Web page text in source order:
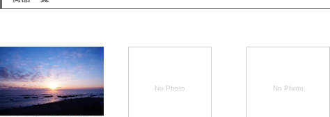
No Photo No Photo